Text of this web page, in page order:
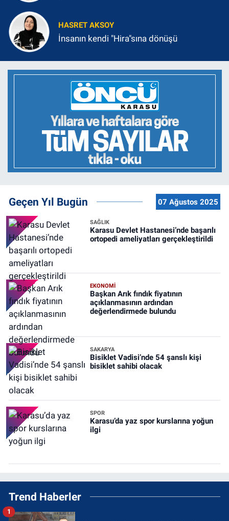
HASRET AKSOY
İnsanın kendi "Hira"sına dönüşü
Geçen Yıl Bugün 07 Ağustos 2025
SAĞLIK
Karasu Devlet Hastanesi’nde başarılı
ortopedi ameliyatları gerçekleştirildi
EKONOMİ
Başkan Arık fındık fiyatının
açıklanmasının ardından
değerlendirmede bulundu
SAKARYA
Bisiklet Vadisi’nde 54 şanslı kişi
bisiklet sahibi olacak
SPOR
Karasu’da yaz spor kurslarına yoğun
ilgi
Trend Haberler
1